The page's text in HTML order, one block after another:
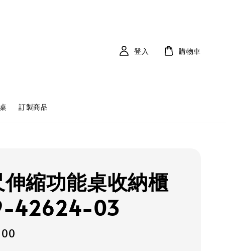
訂製商品
登入 購物車
縮功能桌收納櫃
42624-03